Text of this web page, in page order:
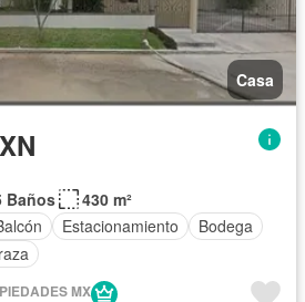
Casa
Baños
430 m²
Estacionamiento
Bodega
MX